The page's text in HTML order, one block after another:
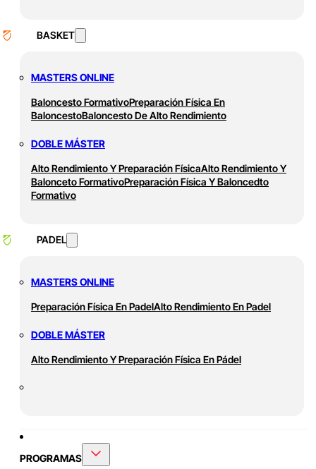
BASKET
MASTERS ONLINE
Baloncesto FormativoPreparación Física En
BaloncestoBaloncesto De Alto Rendimiento
DOBLE MÁSTER
Alto Rendimiento Y Preparación FísicaAlto Rendimiento Y
Balonceto FormativoPreparación Física Y Baloncedto
Formativo
PADEL
MASTERS ONLINE
Preparación Física En PadelAlto Rendimiento En Padel
DOBLE MÁSTER
Alto Rendimiento Y Preparación Física En Pádel
PROGRAMAS